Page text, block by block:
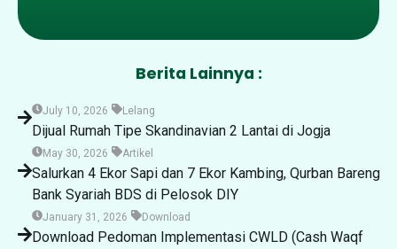
Berita Lainnya :
July 10, 2026 Lelang
Dijual Rumah Tipe Skandinavian 2 Lantai di Jogja
May 30, 2026 Artikel
Salurkan 4 Ekor Sapi dan 7 Ekor Kambing, Qurban Bareng
Bank Syariah BDS di Pelosok DIY
January 31, 2026 Download
Download Pedoman Implementasi CWLD (Cash Waqf